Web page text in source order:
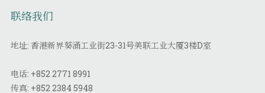
联络我们
地址: 香港新界葵涌工业街23-31号美联工业大厦3楼D室
电话: +852 2771 8991
传真: +852 2384 5948